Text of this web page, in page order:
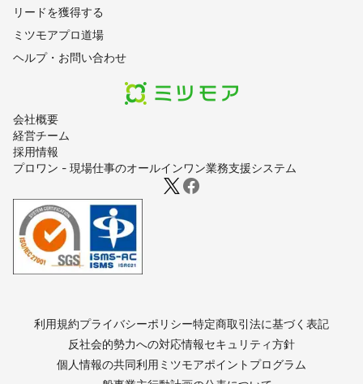
会社概要
経営チーム
採用情報
プロワン - 現場仕事のオールインワン業務支援システム
リードを獲得する
ミツモアプロ道場
ヘルプ・お問い合わせ
利用規約プライバシーポリシー特定商取引法に基づく表記
反社会的勢力への対応情報セキュリティ方針
個人情報の共同利用 ミツモアポイントプログラム